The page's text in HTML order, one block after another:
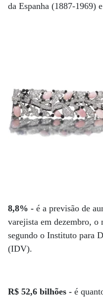
da Espanha (1887-1969)
8,8% - é a previsão de
varejista em dezembro, o
segundo o Instituto para
(IDV).
R$ 52,6 bilhões - é